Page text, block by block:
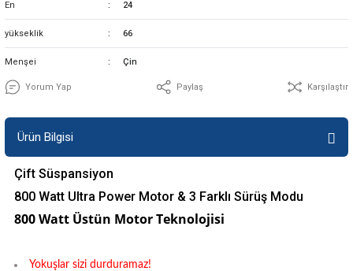
En 24
yükseklik 66
Menşei Çin
Yorum Yap Paylaş Karşılaştır
Ürün Bilgisi
Çift Süspansiyon
800 Watt Ultra Power Motor & 3 Farklı Sürüş Modu
800 Watt Üstün Motor Teknolojisi
Yokuşlar sizi durduramaz!